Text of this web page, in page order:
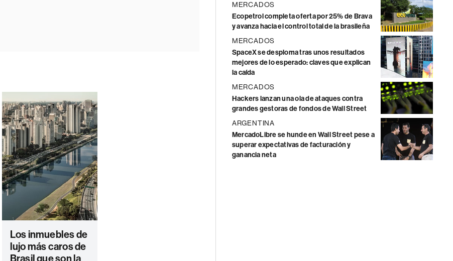
Los inmuebles de
lujo más caros de
Brasil que son la
MERCADOS
Ecopetrol completa oferta por 25% de Brava
y avanza hacia el control total de la brasileña
MERCADOS
SpaceX se desploma tras unos resultados
mejores de lo esperado: claves que explican
la caída
MERCADOS
Hackers lanzan una ola de ataques contra
grandes gestoras de fondos de Wall Street
ARGENTINA
MercadoLibre se hunde en Wall Street pese a
superar expectativas de facturación y
ganancia neta